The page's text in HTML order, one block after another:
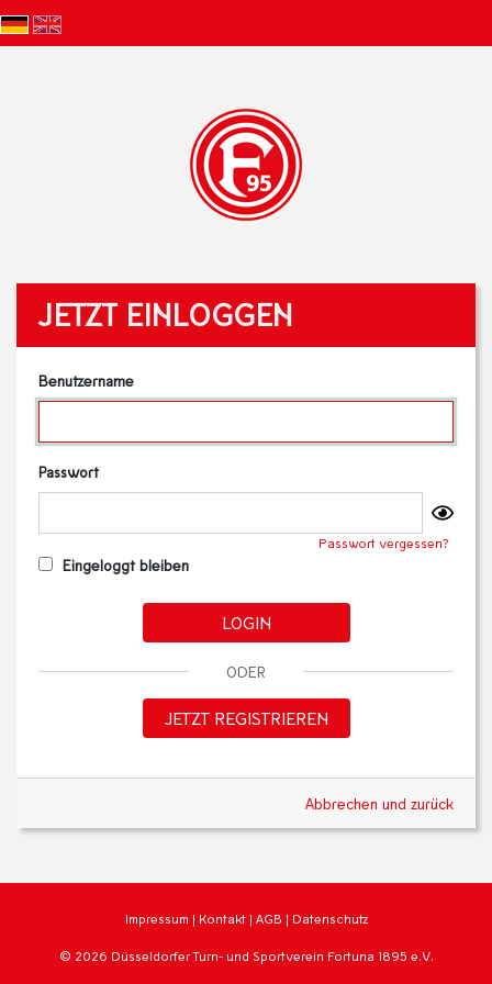
JETZT EINLOGGEN
Benutzername
Passwort
Passwort vergessen?
Eingeloggt bleiben
LOGIN
ODER
JETZT REGISTRIEREN
Abbrechen und zurück
Impressum | Kontakt | AGB | Datenschutz
© 2026 Düsseldorfer Turn- und Sportverein Fortuna 1895 e.V.